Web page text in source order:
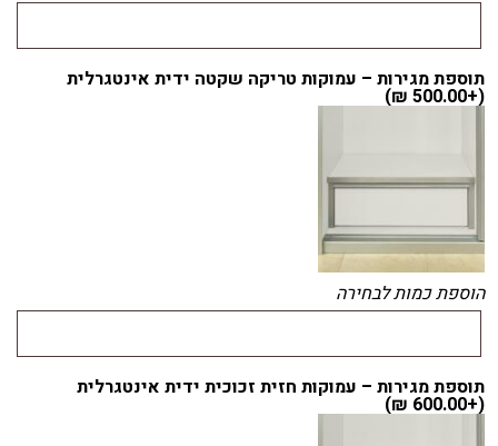
תוספת מגירות – עמוקות טריקה שקטה ידית אינטגרלית
(+
500.00
₪
)
הוספת כמות לבחירה
תוספת מגירות – עמוקות חזית זכוכית ידית אינטגרלית
(+
600.00
₪
)